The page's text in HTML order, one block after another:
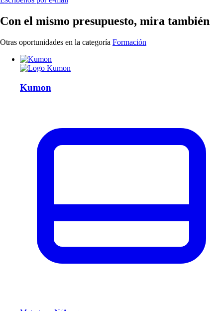
Con el mismo presupuesto, mira también
Otras oportunidades en la categoría Formación
Kumon